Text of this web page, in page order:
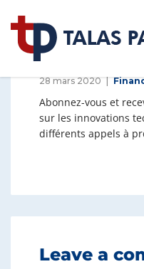
28 mars 2020
Abonnez-vous et
sur les innovations
différents appels à
Leave a